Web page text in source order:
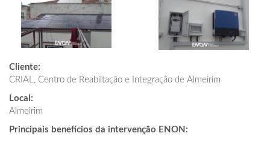
Cliente:
CRIAL, Centro de Reabiltação e Integração de Almeirim
Local:
Almeirim
Principais benefícios da intervenção ENON: